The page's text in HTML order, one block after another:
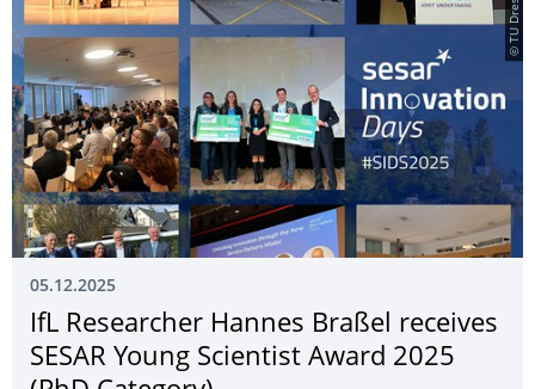
05.12.2025
IfL Researcher Hannes Braßel receives
SESAR Young Scientist Award 2025